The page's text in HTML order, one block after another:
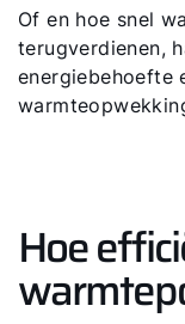
Of en hoe snel
terugverdienen,
energiebehoefte
Hoe